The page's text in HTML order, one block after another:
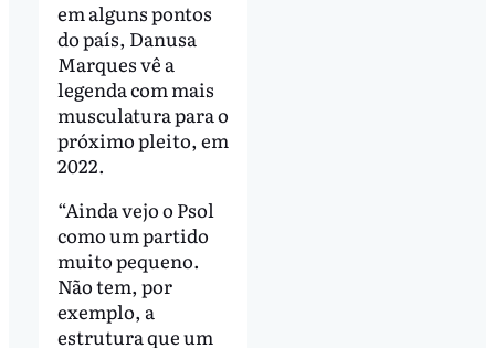
em alguns pontos
do país, Danusa
Marques vê a
legenda com mais
musculatura para o
próximo pleito, em
2022.
“Ainda vejo o Psol
como um partido
muito pequeno.
Não tem, por
exemplo, a
estrutura que um